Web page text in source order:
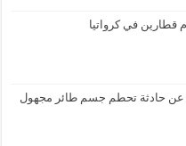
عن حادثة تحطم جسم طائر مجهول